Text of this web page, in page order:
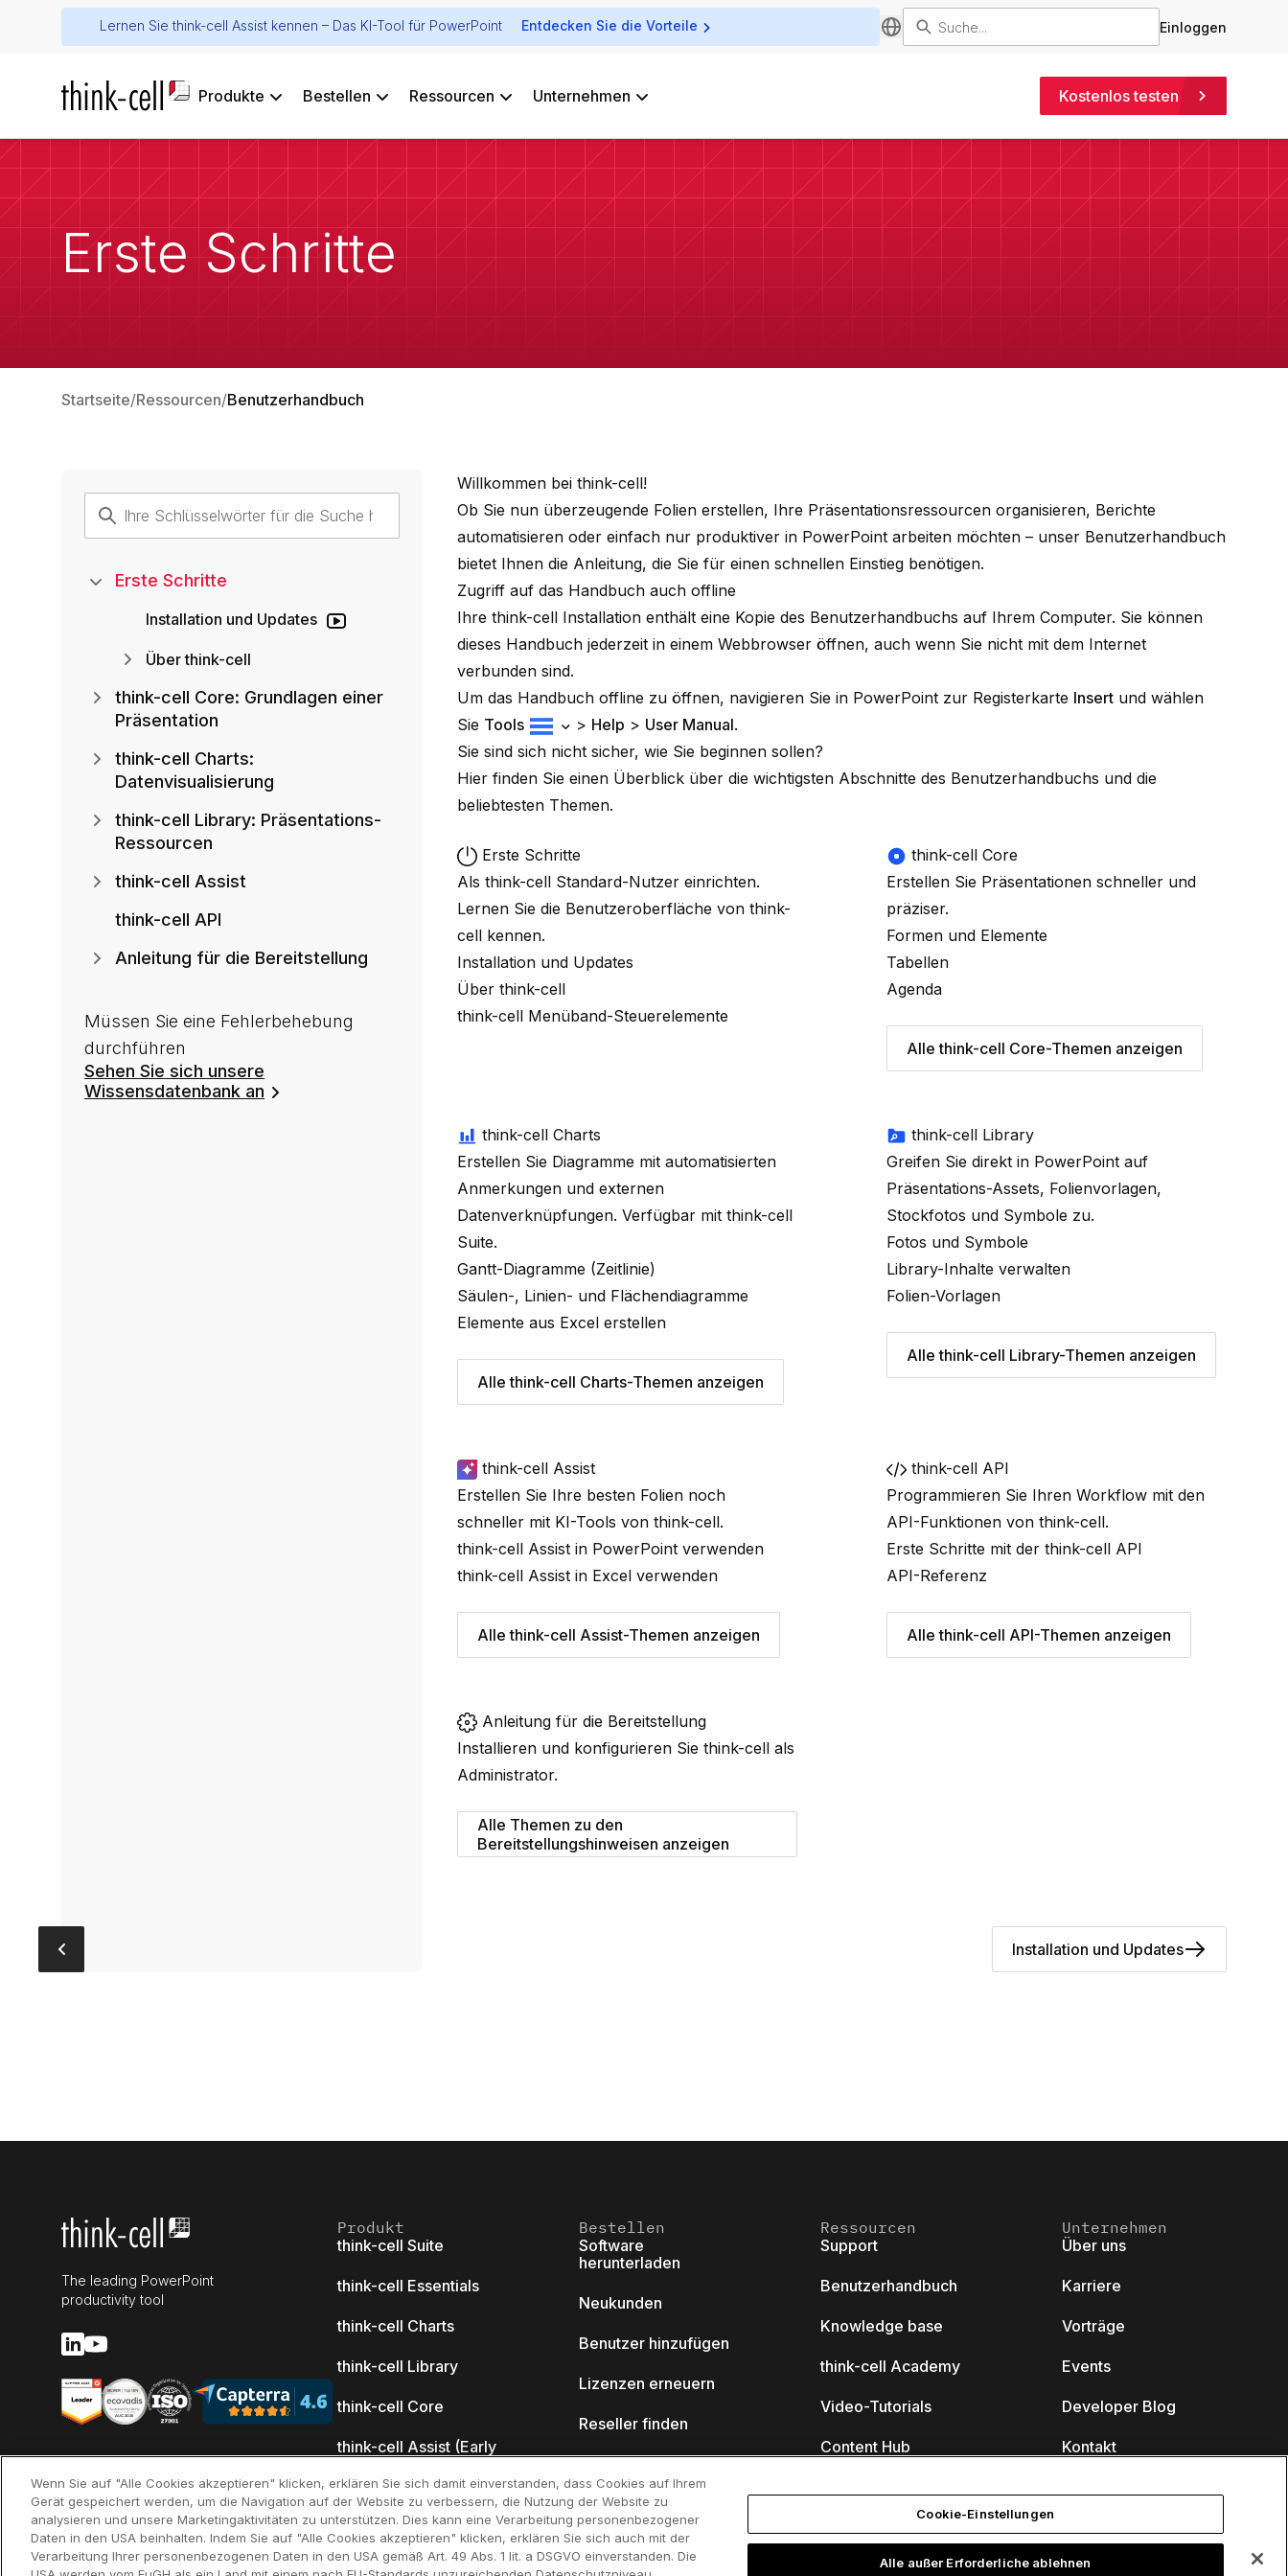
Lernen Sie think-cell Assist kennen – Das KI-Tool für PowerPoint Entdecken Sie die Vorteile Einloggen
Produkte Bestellen Ressourcen Unternehmen Kostenlos testen
Erste Schritte
Startseite Ressourcen Benutzerhandbuch
Willkommen beithink-cell!
Ob Sie nun überzeugende Folien erstellen, Ihre Präsentationsressourcen organisieren, Berichte
automatisieren oder einfach nur produktiver in PowerPoint arbeiten möchten – unser Benutzerhandbuch
bietet Ihnen die Anleitung, die Sie für einen schnellen Einstieg benötigen.
Zugriff auf das Handbuch auch offline
Ihrethink-cell Installation enthält eine Kopie des Benutzerhandbuchs auf Ihrem Computer. Sie können
dieses Handbuch jederzeit in einem Webbrowser öffnen, auch wenn Sie nicht mit dem Internet
verbunden sind.
Um das Handbuch offline zu öffnen, navigieren Sie in PowerPoint zur Registerkarte Insert und wählen
Sie Tools > Help > User Manual.
Sie sind sich nicht sicher, wie Sie beginnen sollen?
Hier finden Sie einen Überblick über die wichtigsten Abschnitte des Benutzerhandbuchs und die
beliebtesten Themen.
Erste Schritte
Alsthink-cell Standard-Nutzer einrichten.
Lernen Sie die Benutzeroberfläche vonthink-
cell kennen.
Installation und Updates
Über think-cell
think-cell Menüband-Steuerelemente
think-cell Core
Erstellen Sie Präsentationen schneller und
präziser.
Formen und Elemente
Tabellen
Agenda
Alle think-cell Core-Themen anzeigen
think-cell Charts
Erstellen Sie Diagramme mit automatisierten
Anmerkungen und externen
Datenverknüpfungen. Verfügbar mitthink-cell
Suite.
Gantt-Diagramme (Zeitlinie)
Säulen-, Linien- und Flächendiagramme
Elemente aus Excel erstellen
Alle think-cell Charts-Themen anzeigen
think-cell Library
Greifen Sie direkt in PowerPoint auf
Präsentations-Assets, Folienvorlagen,
Stockfotos und Symbole zu.
Fotos und Symbole
Library-Inhalte verwalten
Folien-Vorlagen
Alle think-cell Library-Themen anzeigen
think-cell Assist
Erstellen Sie Ihre besten Folien noch
schneller mit KI-Tools vonthink-cell.
think-cell Assist in PowerPoint verwenden
think-cell Assist in Excel verwenden
Alle think-cell Assist-Themen anzeigen
think-cell API
Programmieren Sie Ihren Workflow mit den
API-Funktionen vonthink-cell.
Erste Schritte mit der think-cell API
API-Referenz
Alle think-cell API-Themen anzeigen
Anleitung für die Bereitstellung
Installieren und konfigurieren Siethink-cell als
Administrator.
Alle Themen zu den
Bereitstellungshinweisen anzeigen
Installation und Updates
Erste Schritte
Installation und Updates
Über think-cell
think-cell Core: Grundlagen einer
Präsentation
think-cell Charts:
Datenvisualisierung
think-cell Library: Präsentations-
Ressourcen
think-cell Assist
think-cell API
Anleitung für die Bereitstellung
Müssen Sie eine Fehlerbehebung
durchführen
Sehen Sie sich unsere
Wissensdatenbank an
The leading PowerPoint
productivity tool
Produkt
think-cell Suite
think-cell Essentials
think-cell Charts
think-cell Library
think-cell Core
think-cell Assist (Early
Neuerungen
Warum think-cell?
Bestellen
Software
herunterladen
Neukunden
Benutzer hinzufügen
Lizenzen erneuern
Reseller finden
Programm
Startup Programm
Ressourcen
Support
Benutzerhandbuch
Knowledge base
think-cell Academy
Video-Tutorials
Content Hub
Unternehmen
Über uns
Karriere
Vorträge
Events
Developer Blog
Kontakt
Wenn Sie auf "Alle Cookies akzeptieren" klicken, erklären Sie sich damit einverstanden, dass Cookies auf Ihrem
Gerät gespeichert werden, um die Navigation auf der Website zu verbessern, die Nutzung der Website zu
analysieren und unsere Marketingaktivitäten zu unterstützen. Dies kann eine Verarbeitung personenbezogener
Daten in den USA beinhalten. Indem Sie auf "Alle Cookies akzeptieren" klicken, erklären Sie sich auch mit der
Verarbeitung Ihrer personenbezogenen Daten in den USA gemäß Art. 49 Abs. 1 lit. a DSGVO einverstanden. Die
Cookie-Einstellungen
Alle außer Erforderliche ablehnen